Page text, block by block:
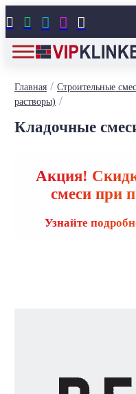
    
Главная/ Строительные
растворы) /
Кладочные
Акция!
смеси при
Узнайте